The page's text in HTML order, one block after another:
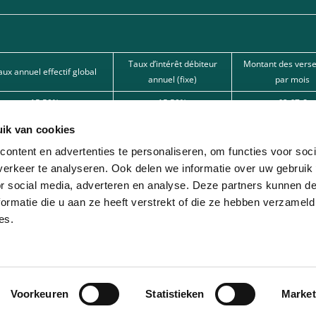
van cookies
en advertenties te personaliseren, om functies voor
te analyseren. Ook delen we informatie over uw gebruik
social media, adverteren en analyse. Deze partners kunnen
die u aan ze heeft verstrekt of die ze hebben
Voorkeuren Statistieken
annuel effectif global
Taux d’intérêt débiteur
annuel (fixe)
Montant des
par mois
15,50% 15,50% 62,67 €
15,50%
12% 12% 166,22 € 
par l’une de nos banques partenaires. Intermédiaire de crédit (agent à
avec différentes sociétés de leasing partenaires. Cette option est réservée
© 2026 - Lease-Je-Scooter.be